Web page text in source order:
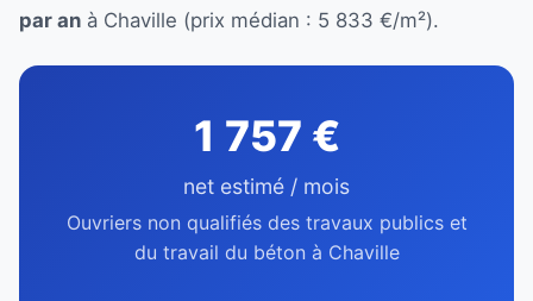
par an à Chaville (prix médian : 5 833 €/m²).
1 757 €
net estimé / mois
Ouvriers non qualifiés des travaux publics et
du travail du béton à Chaville